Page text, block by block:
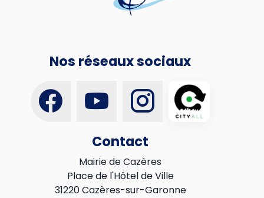
Nos réseaux sociaux
Contact
Mairie de Cazères
Place de l'Hôtel de Ville
31220 Cazères-sur-Garonne